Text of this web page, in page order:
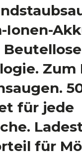
Ionen-
Zum
für jede
für